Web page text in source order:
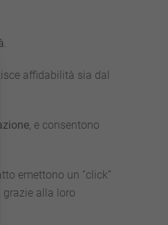
.
affidabilità sia dal
, e consentono
emettono un “click”
grazie alla loro